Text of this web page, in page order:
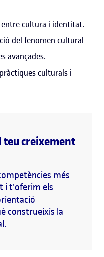
entre cultura i identitat.
del fenomen cultural
avançades.
culturals i
teu creixement
més
i t'oferim els
construeixis la